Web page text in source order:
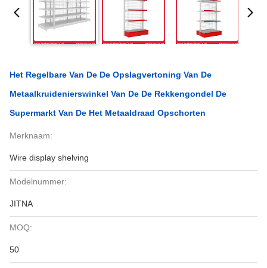
Het Regelbare Van De De Opslagvertoning Van De
Metaalkruidenierswinkel Van De De Rekkengondel De
Supermarkt Van De Het Metaaldraad Opschorten
Merknaam:
Wire display shelving
Modelnummer:
JITNA
MOQ:
50